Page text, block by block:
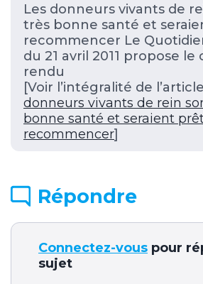
Les donneurs vivants de
très bonne santé et
recommencer Le
du 21 avril 2011 propose
rendu
[Voir l’intégralité de
donneurs vivants de rein
bonne santé et seraient
recommencer]
Répondre
Connectez-vous pour
sujet